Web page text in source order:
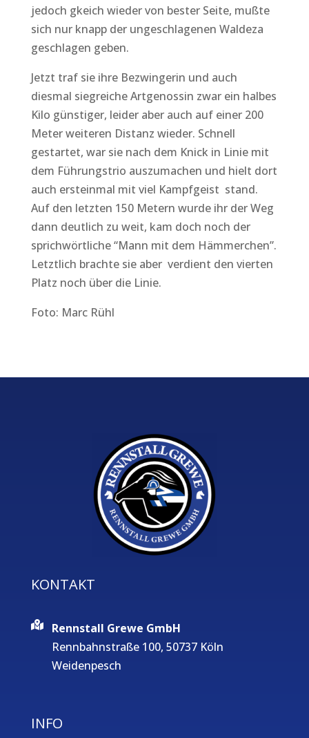
jedoch gkeich wieder von bester Seite, mußte
sich nur knapp der ungeschlagenen Waldeza
geschlagen geben.
Jetzt traf sie ihre Bezwingerin und auch
diesmal siegreiche Artgenossin zwar ein halbes
Kilo günstiger, leider aber auch auf einer 200
Meter weiteren Distanz wieder. Schnell
gestartet, war sie nach dem Knick in Linie mit
dem Führungstrio auszumachen und hielt dort
auch ersteinmal mit viel Kampfgeist stand.
Auf den letzten 150 Metern wurde ihr der Weg
dann deutlich zu weit, kam doch noch der
sprichwörtliche “Mann mit dem Hämmerchen”.
Letztlich brachte sie aber verdient den vierten
Platz noch über die Linie.
Foto: Marc Rühl
KONTAKT
Rennstall Grewe GmbH
Rennbahnstraße 100, 50737 Köln
Weidenpesch
INFO